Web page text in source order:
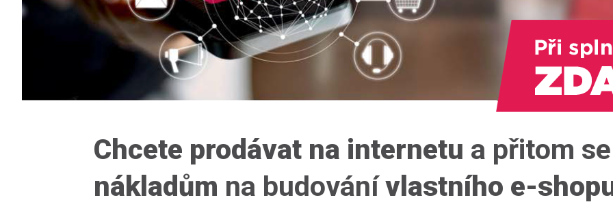
Chcete prodávat na internetu a přitom se
nákladům na budovánívlastního e-